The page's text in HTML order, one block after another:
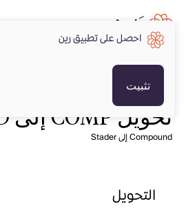
تحويل COMP إلى SD
Compound إلى Stader
التحويل
احصل على تطبيق رين
تثبيت